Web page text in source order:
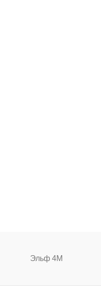
Эльф 4М